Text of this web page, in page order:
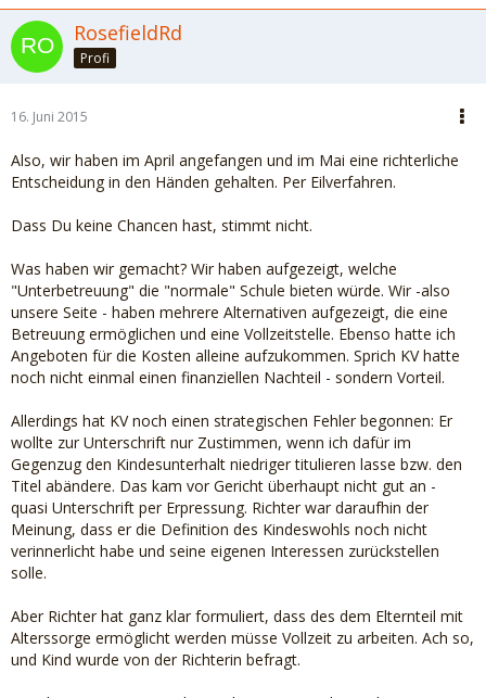
nehmen usw. Und ich solle mich doch freuen, dass KV so
anständig sei - keine Drogen /keine häusliche Gewalt. Und
er sei ja beruflich so engagiert.
RosefieldRd
Profi
16. Juni 2015
Also, wir haben im April angefangen und im Mai eine richterliche
Entscheidung in den Händen gehalten. Per Eilverfahren.
Dass Du keine Chancen hast, stimmt nicht.
Was haben wir gemacht? Wir haben aufgezeigt, welche
"Unterbetreuung" die "normale" Schule bieten würde. Wir -also
unsere Seite - haben mehrere Alternativen aufgezeigt, die eine
Betreuung ermöglichen und eine Vollzeitstelle. Ebenso hatte ich
Angeboten für die Kosten alleine aufzukommen. Sprich KV hatte
noch nicht einmal einen finanziellen Nachteil - sondern Vorteil.
Allerdings hat KV noch einen strategischen Fehler begonnen: Er
wollte zur Unterschrift nur Zustimmen, wenn ich dafür im
Gegenzug den Kindesunterhalt niedriger titulieren lasse bzw. den
Titel abändere. Das kam vor Gericht überhaupt nicht gut an -
quasi Unterschrift per Erpressung. Richter war daraufhin der
Meinung, dass er die Definition des Kindeswohls noch nicht
verinnerlicht habe und seine eigenen Interessen zurückstellen
solle.
Aber Richter hat ganz klar formuliert, dass des dem Elternteil mit
Alterssorge ermöglicht werden müsse Vollzeit zu arbeiten. Ach so,
und Kind wurde von der Richterin befragt.